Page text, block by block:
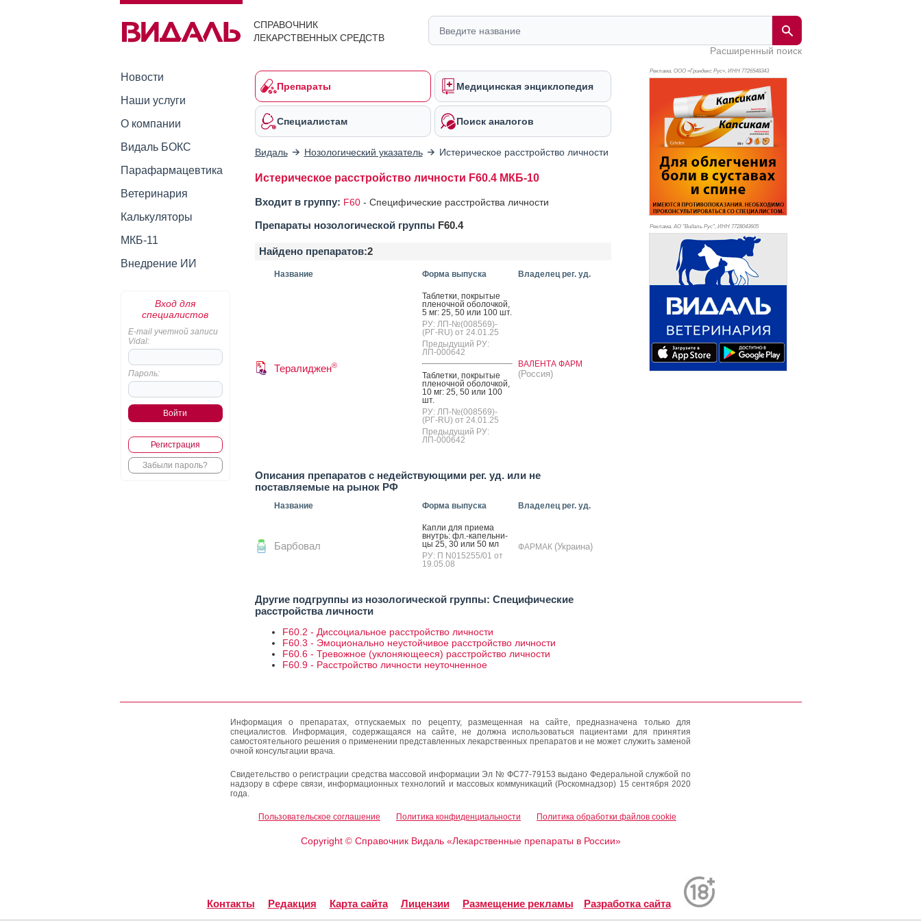
СПРАВОЧНИК
ЛЕКАРСТВЕННЫХ СРЕДСТВ
Расширенный поиск
Новости
Наши услуги
О компании
Видаль БОКС
Парафармацевтика
Ветеринария
Калькуляторы
МКБ-11
Внедрение ИИ
Вход для
специалистов
E-mail учетной записи
Vidal:
Пароль:
Регистрация
Забыли пароль?
Препараты Медицинская энциклопедия
Специалистам Поиск аналогов
Видаль Нозологический указатель Истерическое расстройство личности
Истерическое расстройство личности F60.4 МКБ-10
Входит в группу: F60- Специфические расстройства личности
Препараты нозологической группы F60.4
Найдено препаратов:2
Название Форма выпуска Владелец рег. уд.
Тералиджен®
Таб­летки, пок­ры­тые
пле­ноч­ной обо­лоч­кой,
5 мг: 25, 50 или 100 шт.
РУ: ЛП-№(008569)-
(РГ-RU) от 24.01.25
Предыдущий РУ:
ЛП-000642
Таб­летки, пок­ры­тые
пле­ноч­ной обо­лоч­кой,
10 мг: 25, 50 или 100
шт.
РУ: ЛП-№(008569)-
(РГ-RU) от 24.01.25
Предыдущий РУ:
ЛП-000642
ВАЛЕНТА ФАРМ
(Россия)
Описания препаратов с недействующими рег. уд. или не
поставляемые на рынок РФ
Название Форма выпуска Владелец рег. уд.
Барбовал
Кап­ли для при­ема
внутрь: фл.-ка­пель­ни­
цы 25, 30 или 50 мл
РУ: П N015255/01 от
19.05.08
ФАРМАК (Украина)
Другие подгруппы из нозологической группы: Специфические
расстройства личности
F60.2 - Диссоциальное расстройство личности
F60.3 - Эмоционально неустойчивое расстройство личности
F60.6 - Тревожное (уклоняющееся) расстройство личности
F60.9 - Расстройство личности неуточненное
Реклама. ООО «Гриндекс Рус», ИНН 7726548343
Реклама. АО "Видаль Рус", ИНН 7728043605
Информация о препаратах, отпускаемых по рецепту, размещенная на сайте, предназначена только для
специалистов. Информация, содержащаяся на сайте, не должна использоваться пациентами для принятия
самостоятельного решения о применении представленных лекарственных препаратов и не может служить заменой
очной консультации врача.
Свидетельство о регистрации средства массовой информации Эл № ФС77-79153 выдано Федеральной службой по
надзору в сфере связи, информационных технологий и массовых коммуникаций (Роскомнадзор) 15 сентября 2020
года.
Пользовательское соглашение Политика конфиденциальности Политика обработки файлов cookie
Copyright ©Справочник Видаль «Лекарственные препараты в России»
Контакты Редакция Карта сайта Лицензии Размещение рекламы Разработка сайта